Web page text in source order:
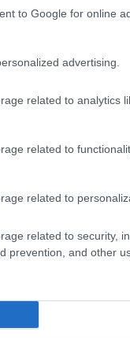
to Google for online
advertising.
related to analytics
related to
related to
related to security,
prevention, and other